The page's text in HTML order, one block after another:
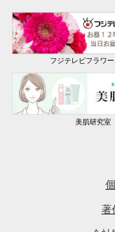
フジテレビフラワー
美肌研究室
著